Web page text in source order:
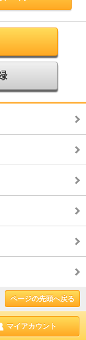
ページの先頭へ戻る
マイアカウント